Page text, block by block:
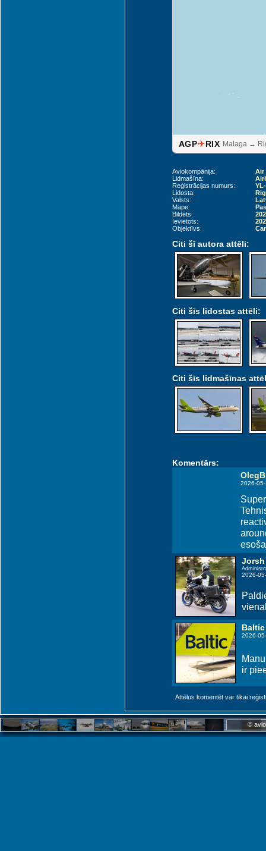
AGP✈RIX Malaga →
Aviokompānija:
Air
Lidmašīna:
Reģistrācijas numurs:
Lidosta:
Valsts:
Mape:
Bildēts:
Ievietots:
Objektīvs:
Citi šī autora attēli:
Citi šīs lidostas attēli:
Citi šīs lidmašīnas
Komentārs:
OlegB
2026-
Jorsh
2026-
Baltic
2026-
ir
Attēlus komentēt var tikai
©